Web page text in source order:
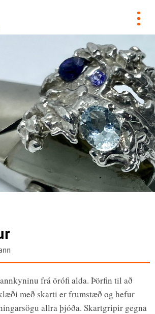
frá örófi alda. Þörfin til að
með skarti er frumstæð og hefur
allra þjóða. Skartgripir gegna